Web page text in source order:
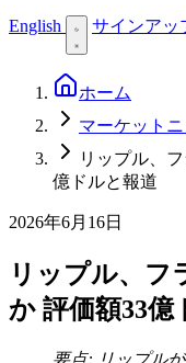
English サインアッ
ホーム
マーケット
リップル、
億ドルと報道
2026年6月16日
リップル、フ
か 評価額33億
要点: リップル